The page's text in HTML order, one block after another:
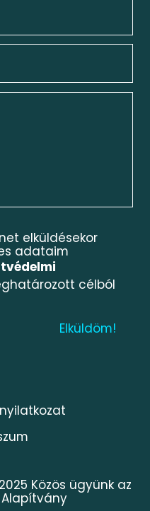
elküldésekor
adataim
célból
Közös ügyünk az